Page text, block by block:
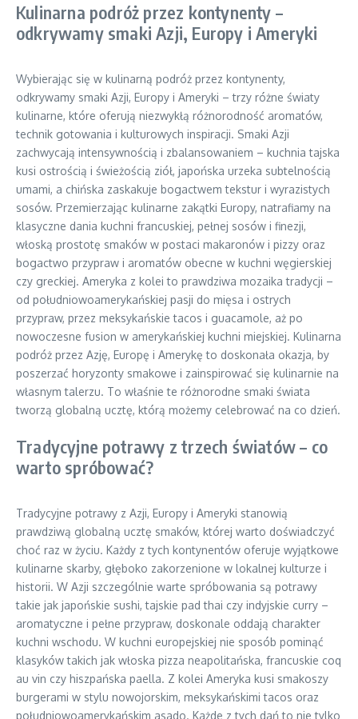
Kulinarna podróż przez kontynenty –
odkrywamy smaki Azji, Europy i Ameryki
Wybierając się w kulinarną podróż przez kontynenty,
odkrywamy smaki Azji, Europy i Ameryki – trzy różne światy
kulinarne, które oferują niezwykłą różnorodność aromatów,
technik gotowania i kulturowych inspiracji. Smaki Azji
zachwycają intensywnością i zbalansowaniem – kuchnia tajska
kusi ostrością i świeżością ziół, japońska urzeka subtelnością
umami, a chińska zaskakuje bogactwem tekstur i wyrazistych
sosów. Przemierzając kulinarne zakątki Europy, natrafiamy na
klasyczne dania kuchni francuskiej, pełnej sosów i finezji,
włoską prostotę smaków w postaci makaronów i pizzy oraz
bogactwo przypraw i aromatów obecne w kuchni węgierskiej
czy greckiej. Ameryka z kolei to prawdziwa mozaika tradycji –
od południowoamerykańskiej pasji do mięsa i ostrych
przypraw, przez meksykańskie tacos i guacamole, aż po
nowoczesne fusion w amerykańskiej kuchni miejskiej. Kulinarna
podróż przez Azję, Europę i Amerykę to doskonała okazja, by
poszerzać horyzonty smakowe i zainspirować się kulinarnie na
własnym talerzu. To właśnie te różnorodne smaki świata
tworzą globalną ucztę, którą możemy celebrować na co dzień.
Tradycyjne potrawy z trzech światów – co
warto spróbować?
Tradycyjne potrawy z Azji, Europy i Ameryki stanowią
prawdziwą globalną ucztę smaków, której warto doświadczyć
choć raz w życiu. Każdy z tych kontynentów oferuje wyjątkowe
kulinarne skarby, głęboko zakorzenione w lokalnej kulturze i
historii. W Azji szczególnie warte spróbowania są potrawy
takie jak japońskie sushi, tajskie pad thai czy indyjskie curry –
aromatyczne i pełne przypraw, doskonale oddają charakter
kuchni wschodu. W kuchni europejskiej nie sposób pominąć
klasyków takich jak włoska pizza neapolitańska, francuskie coq
au vin czy hiszpańska paella. Z kolei Ameryka kusi smakoszy
burgerami w stylu nowojorskim, meksykańskimi tacos oraz
południowoamerykańskim asado. Każde z tych dań to nie tylko